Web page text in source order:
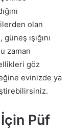
olan
ışığını
zaman
göz
evinizde ya
Püf